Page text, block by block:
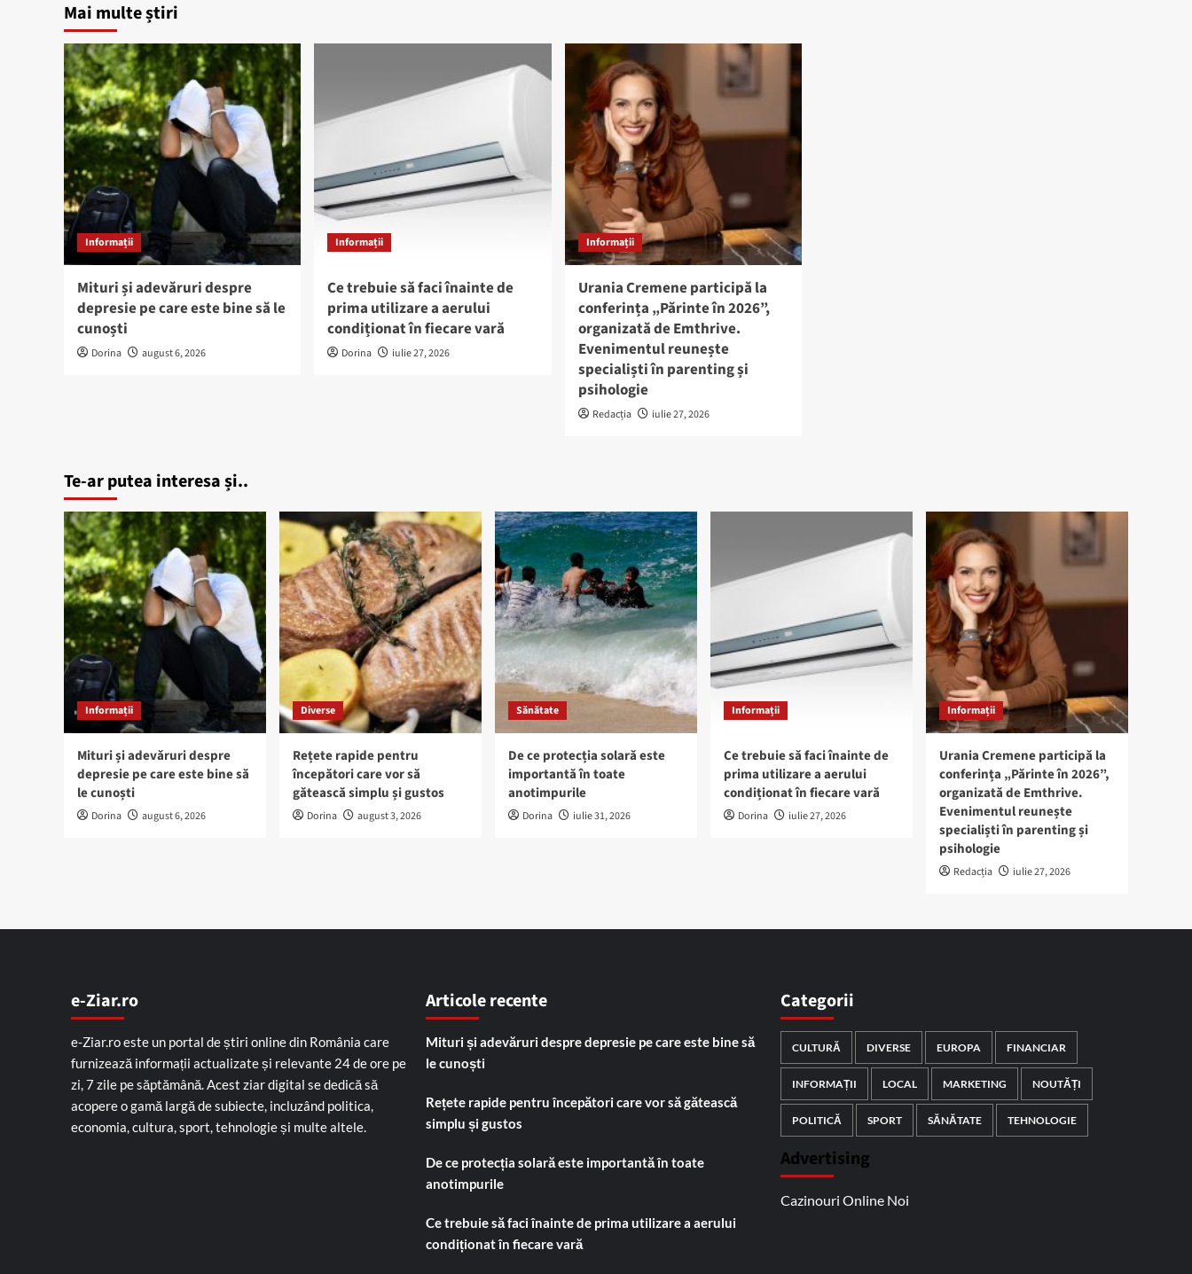
Mai multe știri
Informații
Mituri și adevăruri despre
depresie pe care este bine să le
cunoști
Dorina august 6, 2026
Informații
Ce trebuie să faci înainte de
prima utilizare a aerului
condiționat în fiecare vară
Dorina iulie 27, 2026
Informații
Urania Cremene participă la
conferința „Părinte în 2026”,
organizată de Emthrive.
Evenimentul reunește
specialiști în parenting și
psihologie
Redacția iulie 27, 2026
Te-ar putea interesa și..
Informații
Mituri și adevăruri despre
depresie pe care este bine să
le cunoști
Dorina august 6, 2026
Diverse
Rețete rapide pentru
începători care vor să
gătească simplu și gustos
Dorina august 3, 2026
Sănătate
De ce protecția solară este
importantă în toate
anotimpurile
Dorina iulie 31, 2026
Informații
Ce trebuie să faci înainte de
prima utilizare a aerului
condiționat în fiecare vară
Dorina iulie 27, 2026
Informații
Urania Cremene participă la
conferința „Părinte în 2026”,
organizată de Emthrive.
Evenimentul reunește
specialiști în parenting și
psihologie
Redacția iulie 27, 2026
e-Ziar.ro
e-Ziar.ro este un portal de știri online din România care
furnizează informații actualizate și relevante 24 de ore pe
zi, 7 zile pe săptămână. Acest ziar digital se dedică să
acopere o gamă largă de subiecte, incluzând politica,
economia, cultura, sport, tehnologie și multe altele.
Articole recente
Mituri și adevăruri despre depresie pe care este bine să
le cunoști
Rețete rapide pentru începători care vor să gătească
simplu și gustos
De ce protecția solară este importantă în toate
anotimpurile
Ce trebuie să faci înainte de prima utilizare a aerului
condiționat în fiecare vară
Categorii
CULTURĂ DIVERSE EUROPA FINANCIAR
INFORMAȚII LOCAL MARKETING NOUTĂȚI
POLITICĂ SPORT SĂNĂTATE TEHNOLOGIE
Advertising
Cazinouri Online Noi